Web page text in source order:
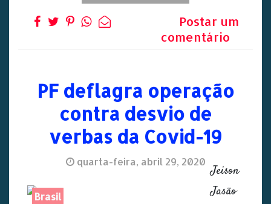
Postar um
comentário
PF deflagra operação
contra desvio de
verbas da Covid-19
quarta-feira, abril 29, 2020
Brasil
Jeison
Jasão